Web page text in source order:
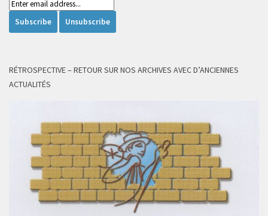
RÉTROSPECTIVE – RETOUR SUR NOS ARCHIVES AVEC D’ANCIENNES
ACTUALITÉS